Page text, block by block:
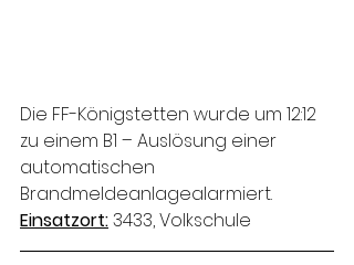
Die FF-Königstetten wurde um 12:12
zu einem B1 – Auslösung einer
automatischen
Brandmeldeanlagealarmiert.
Einsatzort: 3433, Volkschule